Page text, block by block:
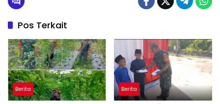
Pos Terkait
Berita Berita